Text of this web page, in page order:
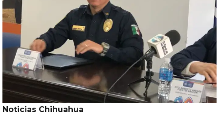
Noticias Chihuahua